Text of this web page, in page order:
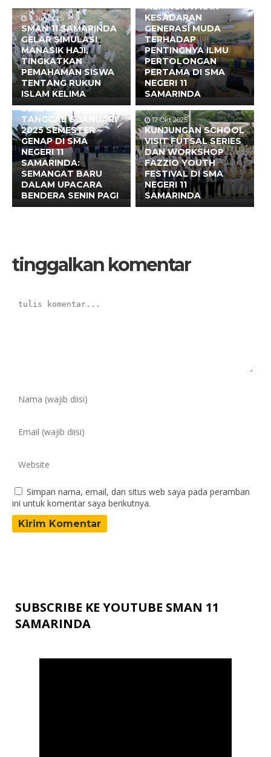
4 Jun 2025
SMAN 11 SAMARINDA
GELAR SIMULASI
MANASIK HAJI,
TINGKATKAN
PEMAHAMAN SISWA
TENTANG RUKUN
ISLAM KELIMA
MENINGKATKAN
KESADARAN
GENERASI MUDA
TERHADAP
PENTINGNYA ILMU
PERTOLONGAN
PERTAMA DI SMA
NEGERI 11
SAMARINDA
6 Jan 2025
AWAL MASUK
SEKOLAH PADA
TANGGAL 6 JANUARI
2025 SEMESTER
GENAP DI SMA
NEGERI 11
SAMARINDA:
SEMANGAT BARU
DALAM UPACARA
BENDERA SENIN PAGI
17 Okt 2025
KUNJUNGAN SCHOOL
VISIT FUTSAL SERIES
DAN WORKSHOP
FAZZIO YOUTH
FESTIVAL DI SMA
NEGERI 11
SAMARINDA
tinggalkan komentar
Simpan nama, email, dan situs web saya pada peramban
ini untuk komentar saya berikutnya.
SUBSCRIBE KE YOUTUBE SMAN 11
SAMARINDA